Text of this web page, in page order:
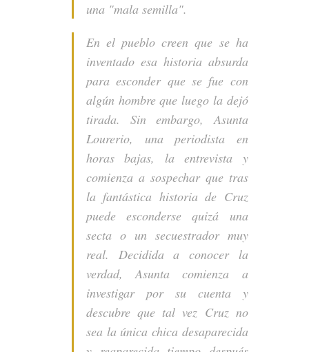
una "mala semilla".
En el pueblo creen que se ha
inventado esa historia absurda
para esconder que se fue con
algún hombre que luego la dejó
tirada. Sin embargo, Asunta
Lourerio, una periodista en
horas bajas, la entrevista y
comienza a sospechar que tras
la fantástica historia de Cruz
puede esconderse quizá una
secta o un secuestrador muy
real. Decidida a conocer la
verdad, Asunta comienza a
investigar por su cuenta y
descubre que tal vez Cruz no
sea la única chica desaparecida